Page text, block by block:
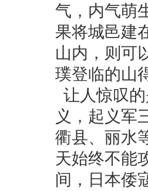
气，内气萌
果将城邑建
山内，则可
璞登临的山
让人惊叹
义，起义军
衢县、丽水
天始终不能
间，日本倭